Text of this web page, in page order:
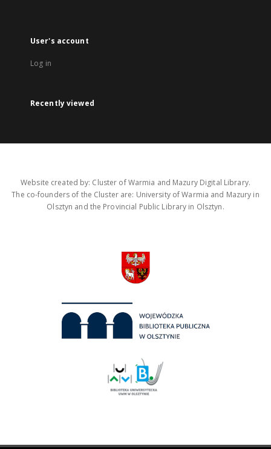
User's account
Log in
Recently viewed
Website created by: Cluster of Warmia and Mazury Digital Library.
The co-founders of the Cluster are: University of Warmia and Mazury in
Olsztyn and the Provincial Public Library in Olsztyn.